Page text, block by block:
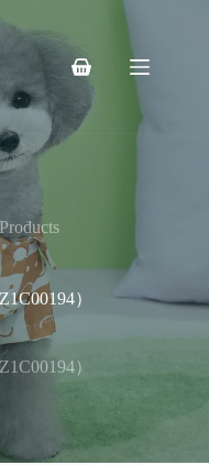
购
车
Products
）
）